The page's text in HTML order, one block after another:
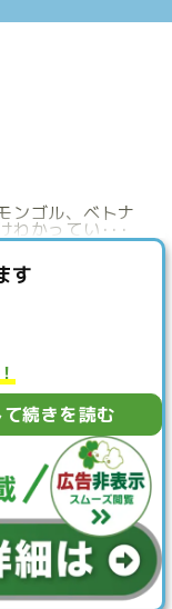
ンゴル、ベトナ
わかってい･･･
す
続きを読む